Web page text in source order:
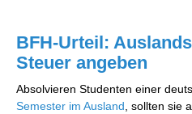
BFH-Urteil:
Steuer angeben
Absolvieren Studenten einer
Semester im Ausland, sollten sie